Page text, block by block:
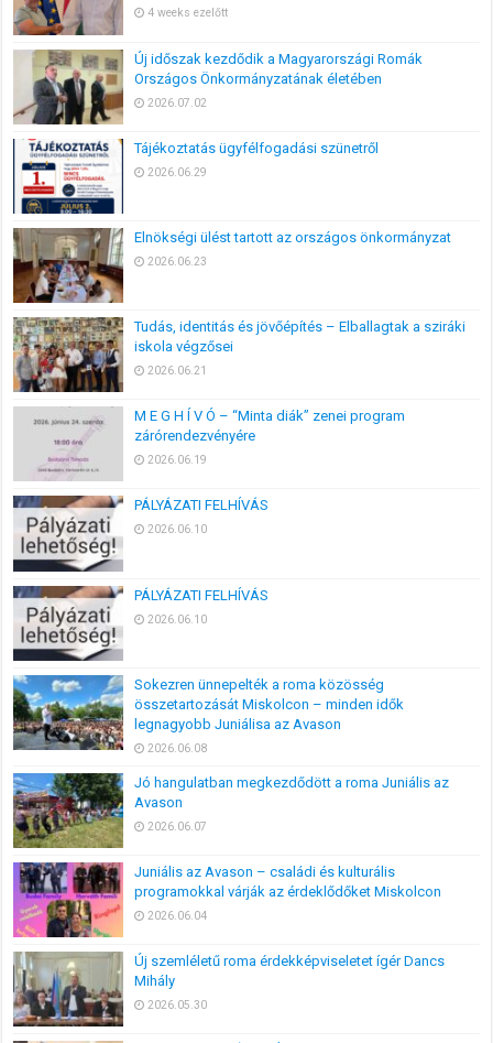
4 weeks ezelőtt
Új időszak kezdődik a Magyarországi Romák
Országos Önkormányzatának életében
2026.07.02
Tájékoztatás ügyfélfogadási szünetről
2026.06.29
Elnökségi ülést tartott az országos önkormányzat
2026.06.23
Tudás, identitás és jövőépítés – Elballagtak a sziráki
iskola végzősei
2026.06.21
M E G H Í V Ó – “Minta diák” zenei program
zárórendezvényére
2026.06.19
PÁLYÁZATI FELHÍVÁS
2026.06.10
PÁLYÁZATI FELHÍVÁS
2026.06.10
Sokezren ünnepelték a roma közösség
összetartozását Miskolcon – minden idők
legnagyobb Juniálisa az Avason
2026.06.08
Jó hangulatban megkezdődött a roma Juniális az
Avason
2026.06.07
Juniális az Avason – családi és kulturális
programokkal várják az érdeklődőket Miskolcon
2026.06.04
Új szemléletű roma érdekképviseletet ígér Dancs
Mihály
2026.05.30